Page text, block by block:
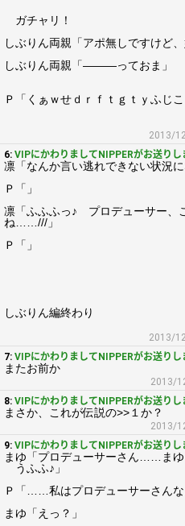
ガチャリ！
しぶりん両親「アポ無しですけど
しぶりん両親「―――っておま」
Ｐ「くぁｗせｄｒｆｔｇｔｙふじ
2013/
6: VIPにかわりましてNIPPERがお送り
凛「なんか言い逃れできない状況に
Ｐ「」
凛「ふふふっ♪ プロデューサー、
ね……///」
Ｐ「」
しぶりん編終わり
2013/
7: VIPにかわりましてNIPPERがお送りし
またお前か
2013/
8: VIPにかわりましてNIPPERがお送り
まさか、これが伝説の>>１か？
2013/
9: VIPにかわりましてNIPPERがお送り
まゆ「プロデューサーさん……ま
うふふ♪」
Ｐ「……私はプロデューサーさんな
まゆ「えっ？」